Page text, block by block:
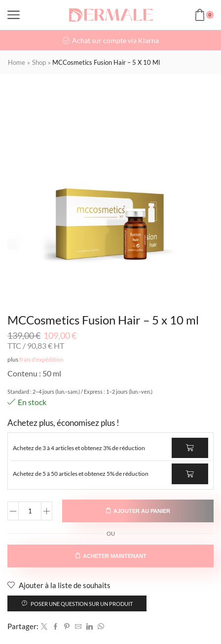
0
Achat sur compte via Klarna
Home » Shop » MCCosmetics Fusion Hair – 5 X 10 Ml
MCCosmetics Fusion Hair – 5 x 10 ml
139,00€ 109,00€
TTC / 90,83€ HT
plusfrais d'expédition
Contenu : 50 ml
Standard : 2–4 jours (lun.–sam.) / Express : 1–2 jours (lun.–ven.)
En stock
Achetez plus, économisez plus !
Achetez de 3 à 4 articles et obtenez 3% de réduction
Achetez de 5 à 50 articles et obtenez 5% de réduction
AJOUTER AU PANIER
OU
ACHETER MAINTENANT
Ajouter à la liste de souhaits
POSER UNE QUESTION SUR UN PRODUIT
Partager: